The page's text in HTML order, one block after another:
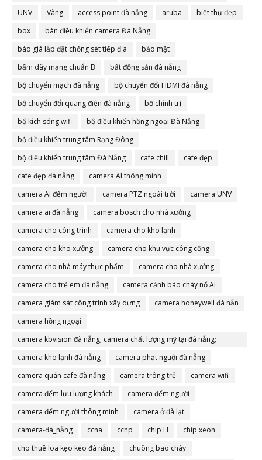
UNV
Vàng access point đà nẵng aruba
biệt thự đẹp
box
bàn điều khiển camera Đà Nẵng
báo giá lắp đặt chống sét tiếp địa
bảo mật
bấm dây mạng chuẩn B
bất động sản đà nẵng
bộ chuyển mạch đà nẵng
bộ chuyển đổi HDMI đà nẵng
bộ chuyển đổi quang điện đà nẵng
bộ chính trị
bộ kích sóng wifi
bộ điều khiển hồng ngoại Đà Nẵng
bộ điều khiển trung tâm Rạng Đông
bộ điều khiển trung tâm Đà Nẵng
cafe chill
cafe đẹp
cafe đẹp đà nẵng
camera AI thông minh
camera AI đếm người
camera PTZ ngoài trời
camera UNV
camera ai đà nẵng
camera bosch cho nhà xưởng
camera cho công trình
camera cho kho lạnh
camera cho kho xưởng
camera cho khu vực công cộng
camera cho nhà máy thực phẩm
camera cho nhà xưởng
camera cho trẻ em đà nẵng
camera cảnh báo cháy nổ AI
camera giám sát công trình xây dựng
camera honeywell đà nẵn
camera hồng ngoại
camera kbvision đà nẵng; camera chất lượng mỹ tại đà nẵng;
camera đà nẵng
camera kho lạnh đà nẵng
camera phạt nguội đà nẵng
camera quán cafe đà nẵng
camera trông trẻ
camera wifi
camera đếm lưu lượng khách
camera đếm người
camera đếm người thông minh
camera ở đà lạt
camera-đà_nẵng
ccna ccnp chip H
chip xeon
cho thuê loa kẹo kéo đà nẵng
chuông bao cháy